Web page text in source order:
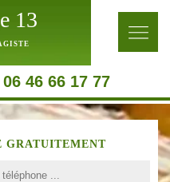
13
06 46 66 17 77
GRATUITEMENT